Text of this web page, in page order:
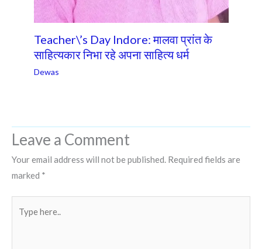
Teacher\’s Day Indore: मालवा प्रांत के
साहित्यकार निभा रहे अपना साहित्य धर्म
Dewas
Leave a Comment
Your email address will not be published. Required fields are
marked *
here..